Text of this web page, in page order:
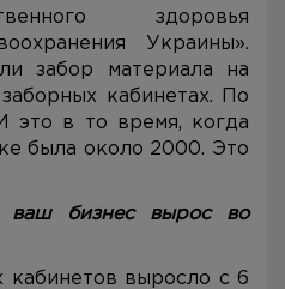
здоровья
Украины».
забор материала на
кабинетах. По
это в то время, когда
была около 2000. Это
ваш бизнес вырос во
кабинетов выросло с 6